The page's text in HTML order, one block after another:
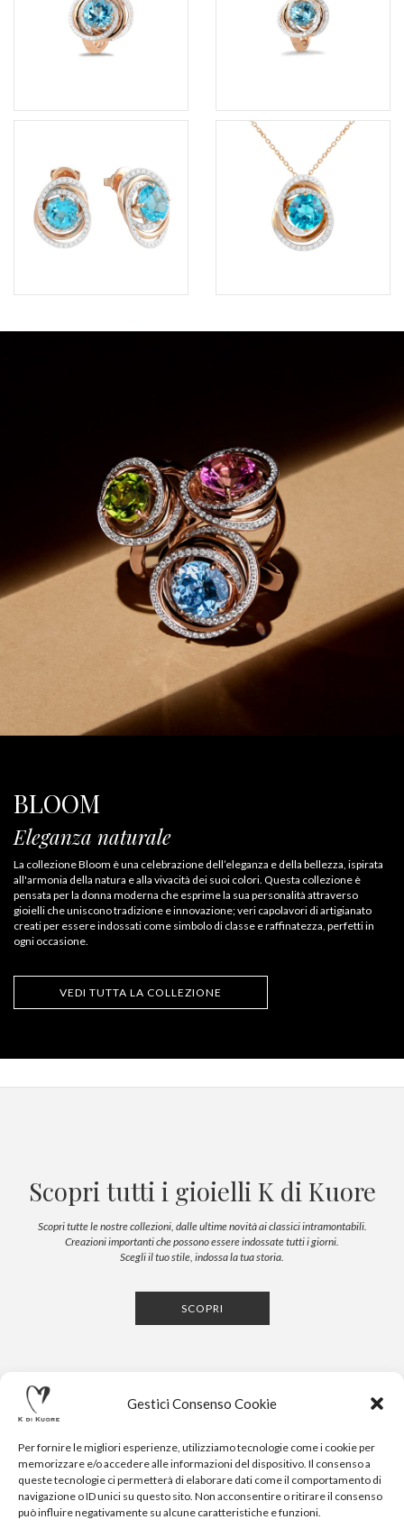
Gestici Consenso Cookie
Per fornire le migliori esperienze, utilizziamo tecnologie come i cookie per
memorizzare e/o accedere alle informazioni del dispositivo. Il consenso a
queste tecnologie ci permetterà di elaborare dati come il comportamento di
navigazione o ID unici su questo sito. Non acconsentire o ritirare il consenso
può influire negativamente su alcune caratteristiche e funzioni.
BLOOM
Eleganza naturale
La collezione Bloom è una celebrazione dell’eleganza e della bellezza, ispirata
all'armonia della natura e alla vivacità dei suoi colori. Questa collezione è
pensata per la donna moderna che esprime la sua personalità attraverso
gioielli che uniscono tradizione e innovazione; veri capolavori di artigianato
creati per essere indossati come simbolo di classe e raffinatezza, perfetti in
ogni occasione.
VEDI TUTTA LA COLLEZIONE
Scopri tutti i gioielli K di Kuore
Scopri tutte le nostre collezioni, dalle ultime novità ai classici intramontabili.
Creazioni importanti che possono essere indossate tutti i giorni.
Scegli il tuo stile, indossa la tua storia.
SCOPRI
CONTATTI NEWSLETTER PRESS PRIVACY POLICY
COOKIE POLICY RESERVED AREA